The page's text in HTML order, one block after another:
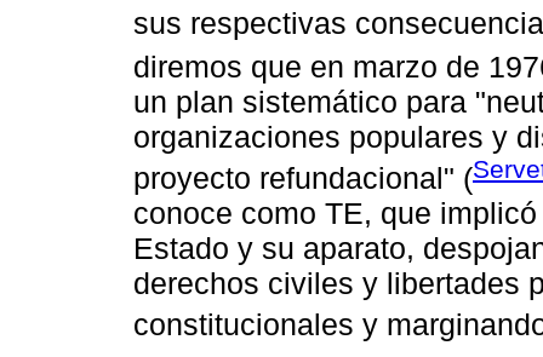
sus respectivas
diremos que en marzo de
un plan sistemático para
organizaciones populares y
proyecto refundacional" (
conoce como TE, que
Estado y su aparato,
derechos civiles y libertades
constitucionales y